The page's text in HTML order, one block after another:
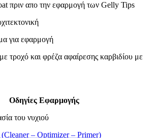
πριν απο την εφαρμογή των Gelly Tips
για εφαρμογή
τροχό και φρέζα αφαίρεσης καρβιδίου με
Οδηγίες Εφαρμογής
του νυχιού
(Cleaner – Optimizer – Primer)